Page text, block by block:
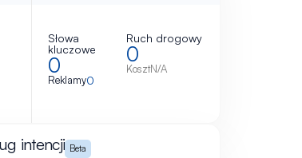
Słowa
kluczowe
0
Reklamy0
Ruch drogowy
0
KosztN/A
intencji Beta